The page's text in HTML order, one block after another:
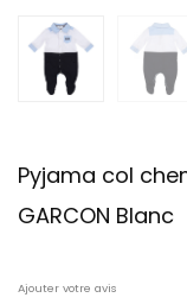
Pyjama col
GARCON Blanc
Ajouter votre avis